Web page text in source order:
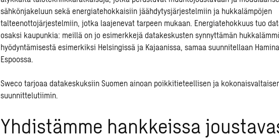
sähkönjakeluun sekä energiatehokkaisiin jäähdytysjärjestelmiin ja hukkalämpöjen
talteenottojärjestelmiin, jotka laajenevat tarpeen mukaan. Energiatehokkuus tuo
osaksi kaupunkia: meillä on jo esimerkkejä datakeskusten synnyttämän
hyödyntämisestä esimerkiksi Helsingissä ja Kajaanissa, samaa suunnitellaan
Espoossa.
Sweco tarjoaa datakeskuksiin Suomen ainoan poikkitieteellisen ja
suunnittelutiimin.
Yhdistämme hankkeissa